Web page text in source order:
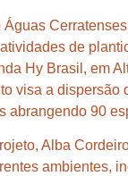
de
Hy Brasil, em
visa a dispersão
abrangendo 90
Alba
ambientes,